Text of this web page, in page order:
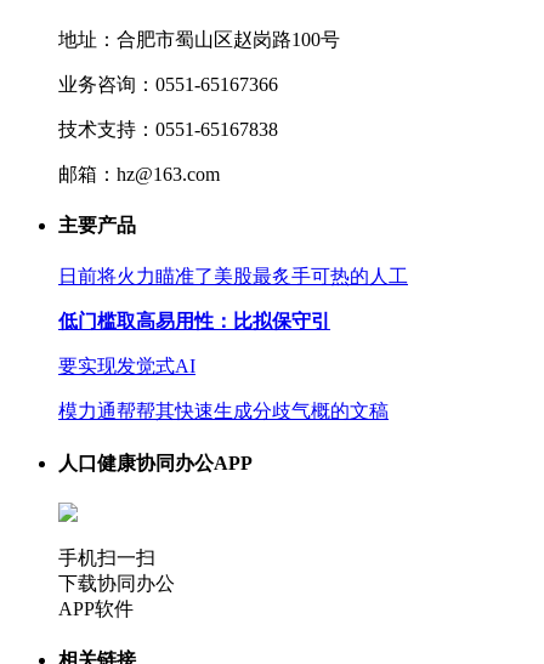
地址：合肥市蜀山区赵岗路100号
业务咨询：0551-65167366
技术支持：0551-65167838
邮箱：hz@163.com
主要产品
日前将火力瞄准了美股最炙手可热的人工
低门槛取高易用性：比拟保守引
要实现发觉式AI
模力通帮帮其快速生成分歧气概的文稿
人口健康协同办公APP
手机扫一扫
下载协同办公
APP软件